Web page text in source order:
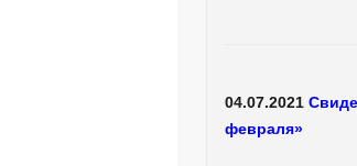
04.07.2021
февраля»